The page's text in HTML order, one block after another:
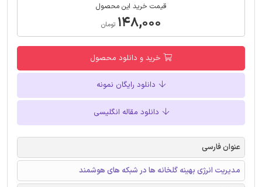
قیمت خرید این محصول
۱۴۸,۰۰۰ تومان
خرید و دانلود محصول
دانلود رایگان نمونه
دانلود مقاله انگلیسی
عنوان فارسی
مدیریت انرژی بهینه گلخانه ها در شبکه های هوشمند